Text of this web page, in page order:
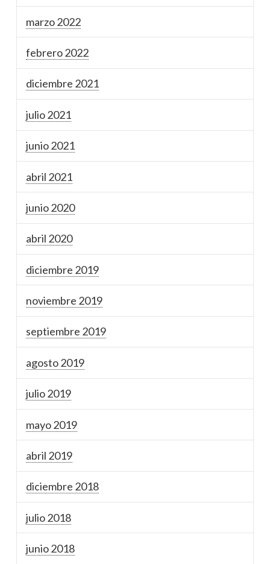
marzo 2022
febrero 2022
diciembre 2021
julio 2021
junio 2021
abril 2021
junio 2020
abril 2020
diciembre 2019
noviembre 2019
septiembre 2019
agosto 2019
julio 2019
mayo 2019
abril 2019
diciembre 2018
julio 2018
junio 2018